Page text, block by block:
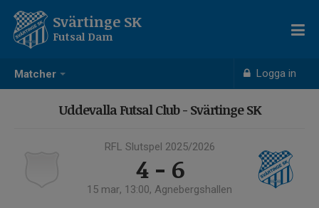
Matcher Logga in
Svärtinge SK
Futsal Dam
Uddevalla Futsal Club - Svärtinge SK
RFL Slutspel 2025/2026
4 - 6
15 mar, 13:00, Agnebergshallen